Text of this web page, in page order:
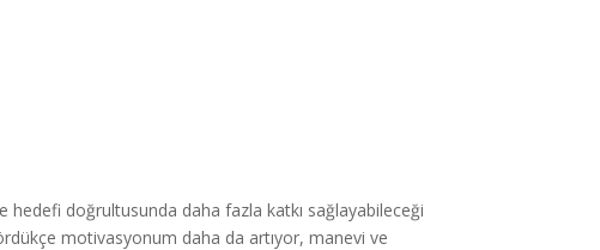
hedefi doğrultusunda daha fazla katkı sağlayabileceği
motivasyonum daha da artıyor, manevi ve